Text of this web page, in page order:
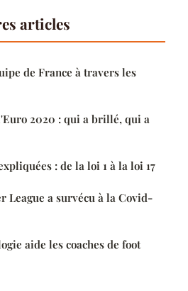
articles
de France à travers les
2020 : qui a brillé, qui a
: de la loi 1 à la loi 17
League a survécu à la Covid-
aide les coaches de foot